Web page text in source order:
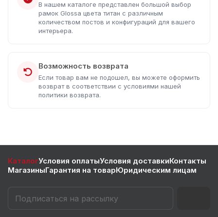
В нашем каталоге представлен большой выбор
рамок Glossa цвета титан с различным
количеством постов и конфигураций для вашего
интерьера.
Возможность возврата
Если товар вам не подошел, вы можете оформить
возврат в соответствии с условиями нашей
политики возврата.
КаталогУсловия оплатыУсловия доставкиКонтакты
МагазиныГарантия на товарЮридическим лицам